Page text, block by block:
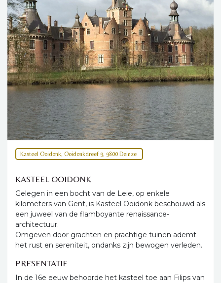
Kasteel Ooidonk, Ooidonkdreef 9, 9800 Deinze
KASTEEL OOIDONK
Gelegen in een bocht van de Leie, op enkele
kilometers van Gent, is Kasteel Ooidonk beschouwd als
een juweel van de flamboyante renaissance-
architectuur.
Omgeven door grachten en prachtige tuinen ademt
het rust en sereniteit, ondanks zijn bewogen verleden.
PRESENTATIE
In de 16e eeuw behoorde het kasteel toe aan Filips van